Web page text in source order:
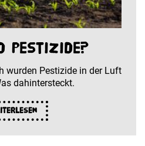
Pestizide?
wurden Pestizide in der Luft
dahintersteckt.